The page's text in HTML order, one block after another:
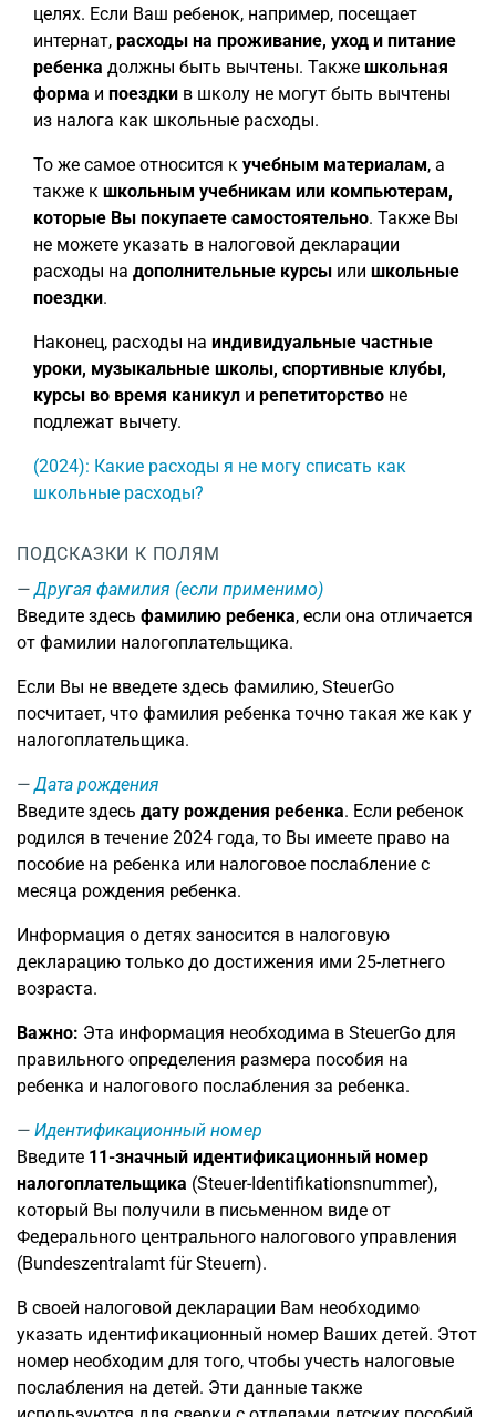
целях. Если Ваш ребенок, например, посещает
интернат, расходы на проживание, уход и питание
ребенка должны быть вычтены. Также школьная
форма и поездки в школу не могут быть вычтены
из налога как школьные расходы.
То же самое относится к учебным материалам, а
также к школьным учебникам или компьютерам,
которые Вы покупаете самостоятельно. Также Вы
не можете указать в налоговой декларации
расходы на дополнительные курсы или школьные
поездки.
Наконец, расходы на индивидуальные частные
уроки, музыкальные школы, спортивные клубы,
курсы во время каникул и репетиторство не
подлежат вычету.
(2024): Какие расходы я не могу списать как
школьные расходы?
ПОДСКАЗКИ К ПОЛЯМ
Другая фамилия (если применимо)
Введите здесь фамилию ребенка, если она отличается
от фамилии налогоплательщика.
Если Вы не введете здесь фамилию, SteuerGo
посчитает, что фамилия ребенка точно такая же как у
налогоплательщика.
Дата рождения
Введите здесь дату рождения ребенка. Если ребенок
родился в течение 2024 года, то Вы имеете право на
пособие на ребенка или налоговое послабление с
месяца рождения ребенка.
Информация о детях заносится в налоговую
декларацию только до достижения ими 25-летнего
возраста.
Важно: Эта информация необходима в SteuerGo для
правильного определения размера пособия на
ребенка и налогового послабления за ребенка.
Идентификационный номер
Введите 11-значный идентификационный номер
налогоплательщика (Steuer-Identifikationsnummer),
который Вы получили в письменном виде от
Федерального центрального налогового управления
(Bundeszentralamt für Steuern).
В своей налоговой декларации Вам необходимо
указать идентификационный номер Ваших детей. Этот
номер необходим для того, чтобы учесть налоговые
послабления на детей. Эти данные также